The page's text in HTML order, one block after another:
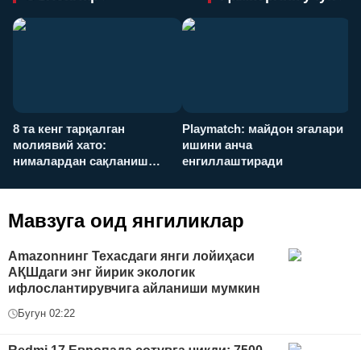
8 та кенг тарқалган
молиявий хато:
нималардан сақланиш
Playmatch: майдон эгалари
ишини анча
енгиллаштиради
Мавзуга оид янгиликлар
Amazonнинг Техасдаги янги лойиҳаси
АҚШдаги энг йирик экологик
ифлослантирувчига айланиши мумкин
Бугун 02:22